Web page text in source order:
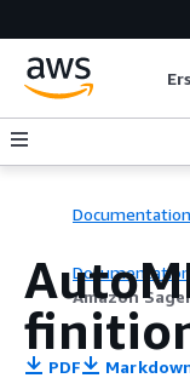
Documentation
Documentation
Amazon
PDF